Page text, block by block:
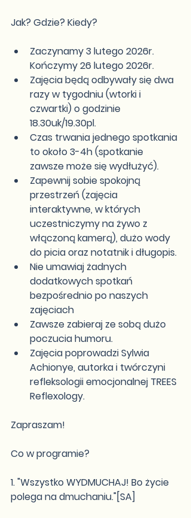
Jak? Gdzie? Kiedy?
Zaczynamy 3 lutego 2026r.
Kończymy 26 lutego 2026r.​
Zajęcia będą odbywały się dwa
razy w tygodniu (wtorki i
czwartki) o godzinie
18.30uk/19.30pl.​
Czas trwania jednego spotkania
to około 3-4h (spotkanie
zawsze może się wydłużyć).
Zapewnij sobie spokojną
przestrzeń (zajęcia
interaktywne, w których
uczestniczymy na żywo z
włączoną kamerą), dużo wody
do picia oraz notatnik i długopis.​
Nie umawiaj żadnych
dodatkowych spotkań
bezpośrednio po naszych
zajęciach
Zawsze zabieraj ze sobą dużo
poczucia humoru.​
Zajęcia poprowadzi Sylwia
Achionye, autorka i twórczyni
refleksologii emocjonalnej TREES
Reflexology.
Zapraszam!
Co w programie?
1. "Wszystko WYDMUCHAJ! Bo życie
polega na dmuchaniu."[SA]